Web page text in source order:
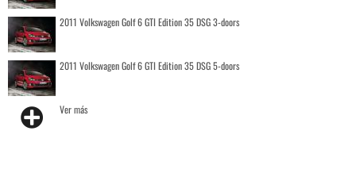
2011 Volkswagen Golf 6 GTI Edition 35 DSG 3-doors
2011 Volkswagen Golf 6 GTI Edition 35 DSG 5-doors
Ver más